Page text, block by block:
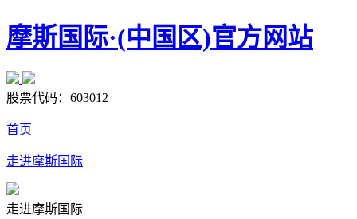
摩斯国际·(中国区)官方网站
股票代码： 603012
首页
走进摩斯国际
走进摩斯国际